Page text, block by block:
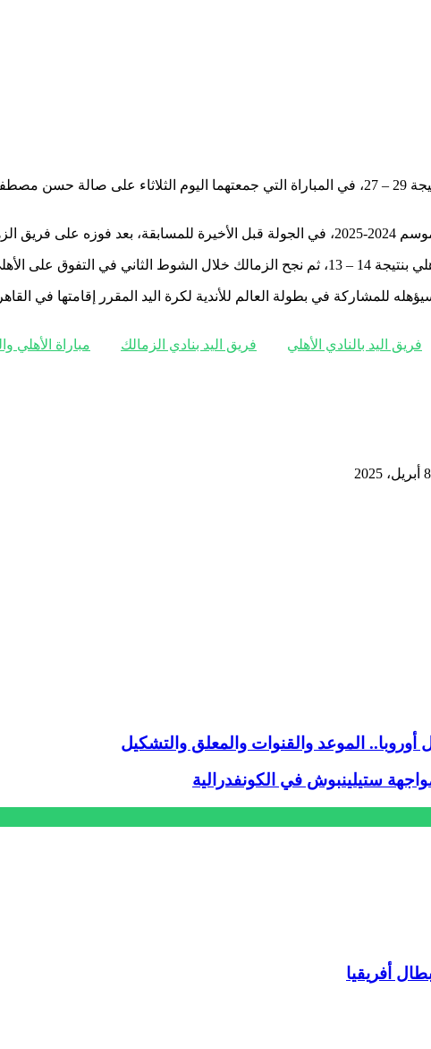
على التوالي.
هدفين بنتيجة 29 – 27.
للمشاركة في بطولة العالم للأندية لكرة اليد المقرر إقامتها في
فريق اليد بالنادي الأهلي فريق اليد بنادي الزمالك مباراة الأهلي
الموعد والقنوات والمعلق والتشكيل
ستيلينبوش في الكونفدرالية
أفريقيا